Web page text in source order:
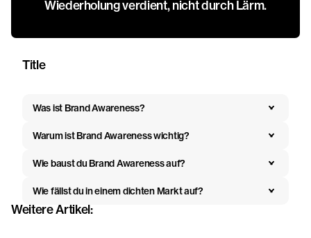
Wiederholung verdient, nicht durch Lärm.
Title
Was ist Brand Awareness?
Warum ist Brand Awareness wichtig?
Wie baust du Brand Awareness auf?
Wie fällst du in einem dichten Markt auf?
Weitere Artikel: